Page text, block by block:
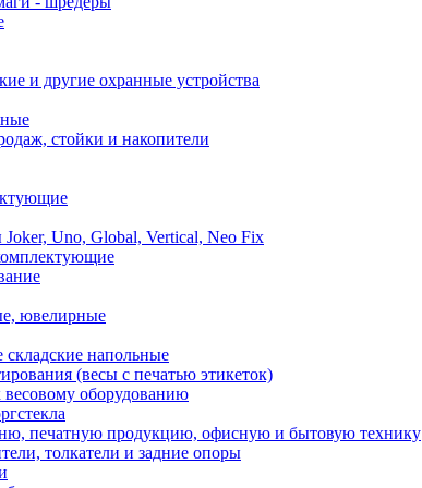
и другие охранные устройства
стойки и накопители
Uno, Global, Vertical, Neo Fix
ювелирные
напольные
(весы с печатью этикеток)
оборудованию
печатную продукцию, офисную и бытовую технику
толкатели и задние опоры